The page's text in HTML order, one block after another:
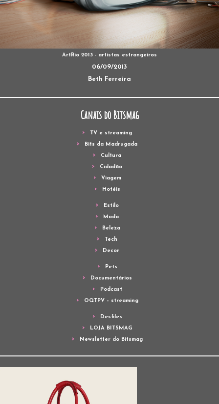
ArtRio 2013 - artistas estrangeiros
06/09/2013
Beth Ferreira
Canais do Bitsmag
TV e streaming
Bits da Madrugada
Cultura
Cidadão
Viagem
Hotéis
Estilo
Moda
Beleza
Tech
Decor
Pets
Documentários
Podcast
OQTPV – streaming
Desfiles
LOJA BITSMAG
Newsletter do Bitsmag